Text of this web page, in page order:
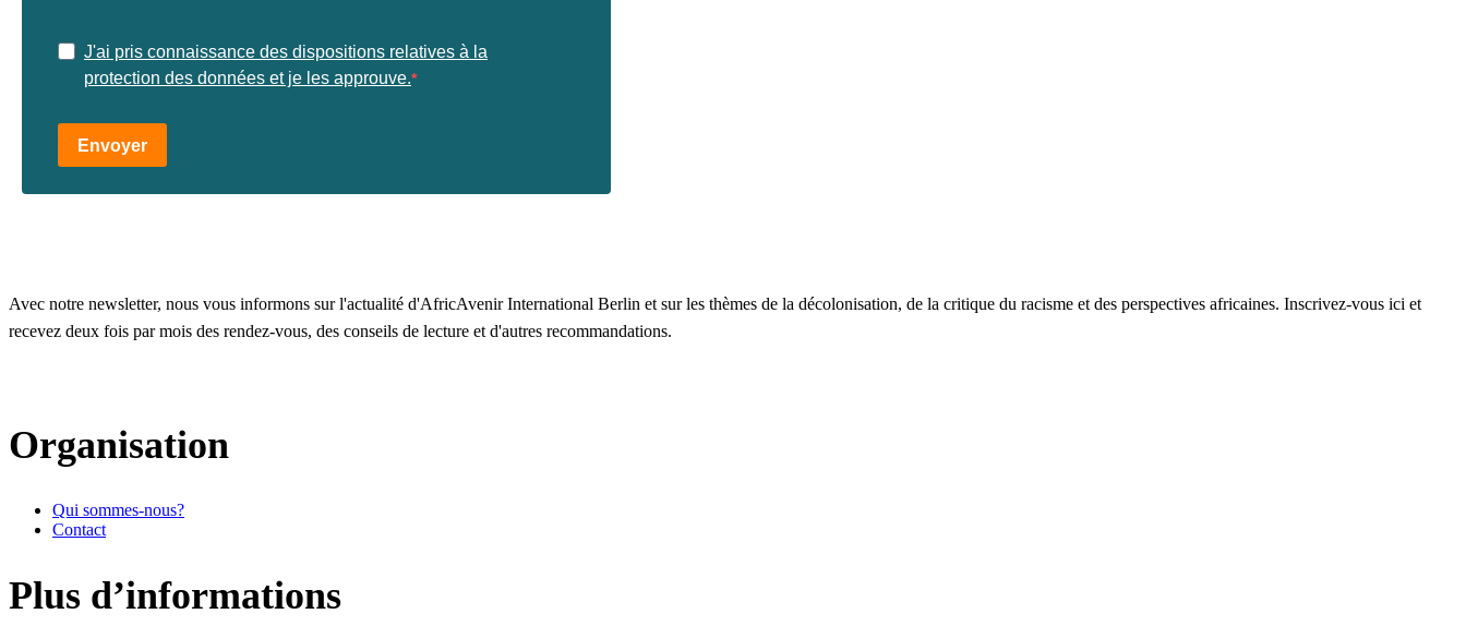
J'ai pris connaissance des dispositions relatives à la
protection des données et je les approuve.
Envoyer
Avec notre newsletter, nous vous informons sur l'actualité d'AfricAvenir International Berlin et sur les thèmes de la décolonisation, de la critique du racisme et des perspectives africaines. Inscrivez-vous ici et
recevez deux fois par mois des rendez-vous, des conseils de lecture et d'autres recommandations.
Organisation
Qui sommes-nous?
Contact
Plus d’informations